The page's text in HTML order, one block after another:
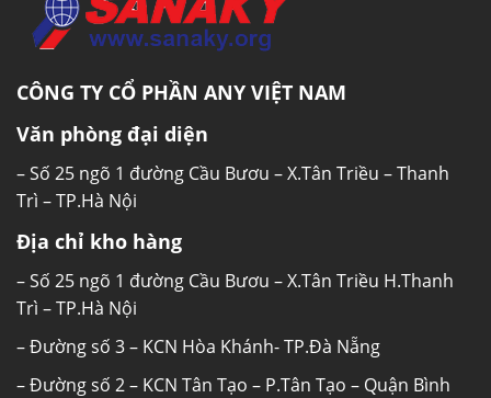
CÔNG TY CỔ PHẦN ANY VIỆT NAM
Văn phòng đại diện
– Số 25 ngõ 1 đường Cầu Bươu – X.Tân Triều – Thanh
Trì – TP.Hà Nội
Địa chỉ kho hàng
– Số 25 ngõ 1 đường Cầu Bươu – X.Tân Triều H.Thanh
Trì – TP.Hà Nội
– Đường số 3 – KCN Hòa Khánh- TP.Đà Nẵng
– Đường số 2 – KCN Tân Tạo – P.Tân Tạo – Quận Bình